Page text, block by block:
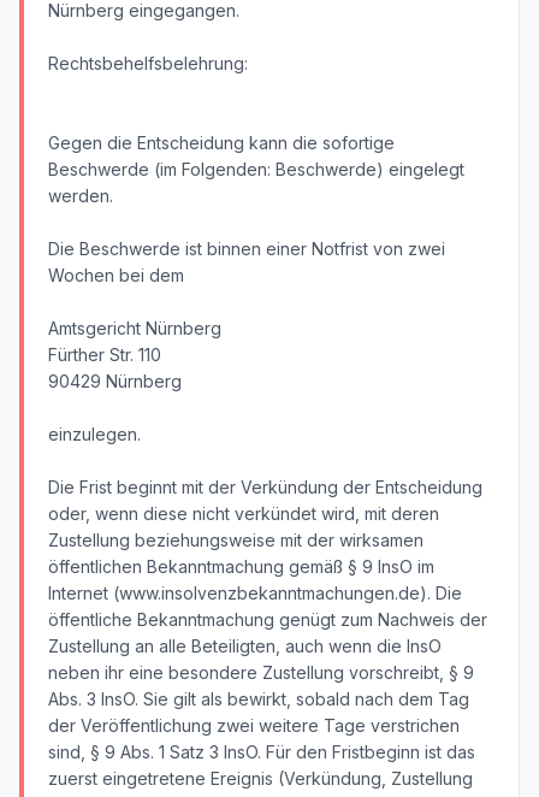
Nürnberg eingegangen.
Rechtsbehelfsbelehrung:
Gegen die Entscheidung kann die sofortige
Beschwerde (im Folgenden: Beschwerde) eingelegt
werden.
Die Beschwerde ist binnen einer Notfrist von zwei
Wochen bei dem
Amtsgericht Nürnberg
Fürther Str. 110
90429 Nürnberg
einzulegen.
Die Frist beginnt mit der Verkündung der Entscheidung
oder, wenn diese nicht verkündet wird, mit deren
Zustellung beziehungsweise mit der wirksamen
öffentlichen Bekanntmachung gemäß § 9 InsO im
Internet (www.insolvenzbekanntmachungen.de). Die
öffentliche Bekanntmachung genügt zum Nachweis der
Zustellung an alle Beteiligten, auch wenn die InsO
neben ihr eine besondere Zustellung vorschreibt, § 9
Abs. 3 InsO. Sie gilt als bewirkt, sobald nach dem Tag
der Veröffentlichung zwei weitere Tage verstrichen
sind, § 9 Abs. 1 Satz 3 InsO. Für den Fristbeginn ist das
zuerst eingetretene Ereignis (Verkündung, Zustellung